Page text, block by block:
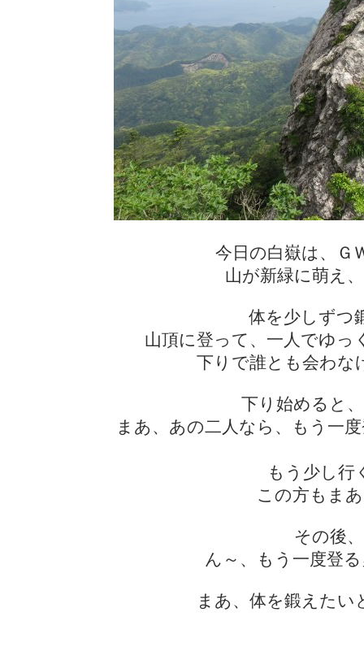
今日の白嶽は、Ｇ
山が新緑に萌え
体を少しずつ
山頂に登って、一人でゆっ
下りで誰とも会わな
下り始めると
まあ、あの二人なら、もう一
もう少し行
この方もま
その後
ん～、もう一度登
まあ、体を鍛えたい